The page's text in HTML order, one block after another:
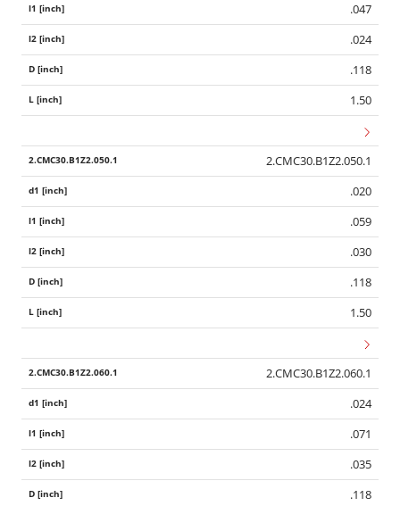
.047
.024
.118
1.50
2.CMC30.B1Z2.050.1
.020
.059
.030
.118
1.50
2.CMC30.B1Z2.060.1
.024
.071
.035
.118